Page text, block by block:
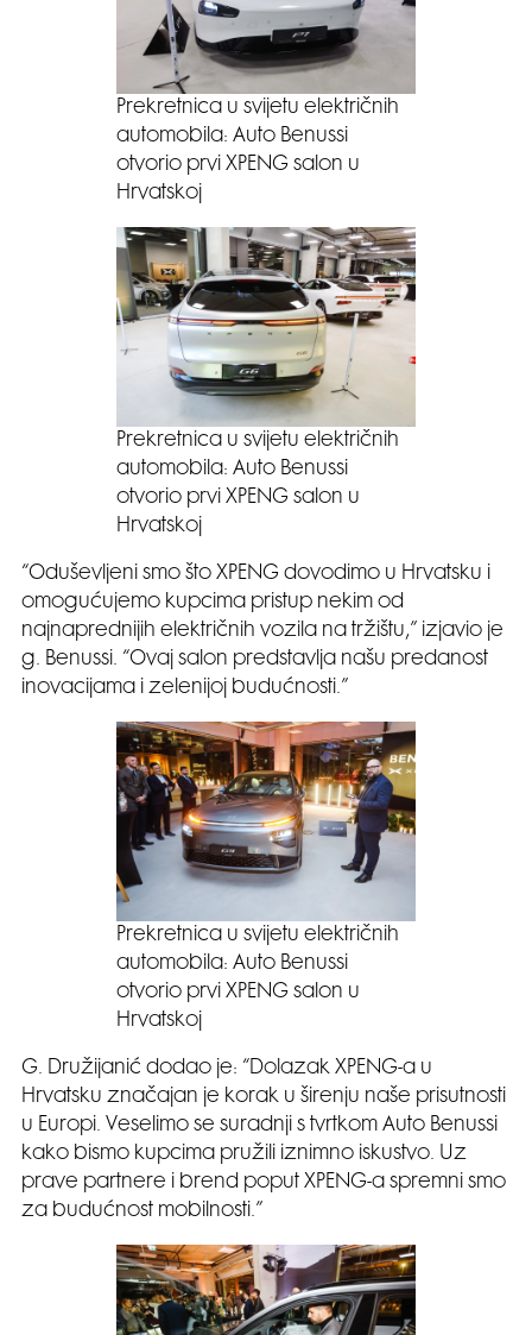
Prekretnica u svijetu električnih
automobila: Auto Benussi
otvorio prvi XPENG salon u
Hrvatskoj
Prekretnica u svijetu električnih
automobila: Auto Benussi
otvorio prvi XPENG salon u
Hrvatskoj
“Oduševljeni smo što XPENG dovodimo u Hrvatsku i
omogućujemo kupcima pristup nekim od
najnaprednijih električnih vozila na tržištu,” izjavio je
g. Benussi. “Ovaj salon predstavlja našu predanost
inovacijama i zelenijoj budućnosti.”
Prekretnica u svijetu električnih
automobila: Auto Benussi
otvorio prvi XPENG salon u
Hrvatskoj
G. Družijanić dodao je: “Dolazak XPENG-a u
Hrvatsku značajan je korak u širenju naše prisutnosti
u Europi. Veselimo se suradnji s tvrtkom Auto Benussi
kako bismo kupcima pružili iznimno iskustvo. Uz
prave partnere i brend poput XPENG-a spremni smo
za budućnost mobilnosti.”